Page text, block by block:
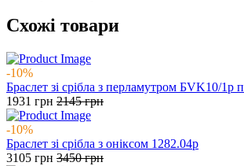
Схожі товари
-10%
Браслет зі срібла з перламутром БVK10/1р п
1931 грн 2145грн
-10%
Браслет зі срібла з оніксом 1282.04р
3105 грн 3450грн